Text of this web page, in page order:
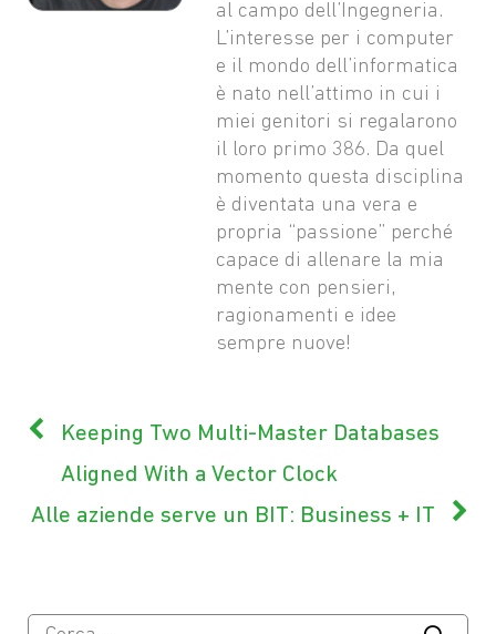
al campo dell’Ingegneria.
L’interesse per i computer
e il mondo dell’informatica
è nato nell’attimo in cui i
miei genitori si regalarono
il loro primo 386. Da quel
momento questa disciplina
è diventata una vera e
propria “passione” perché
capace di allenare la mia
mente con pensieri,
ragionamenti e idee
sempre nuove!
Keeping Two Multi-Master Databases
Aligned With a Vector Clock
Alle aziende serve un BIT: Business + IT
Ricerca